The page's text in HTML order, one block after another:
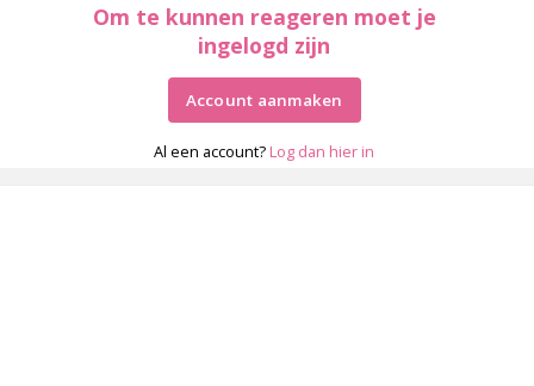
Om te kunnen reageren moet je
ingelogd zijn
Account aanmaken
Al een account? Log dan hier in